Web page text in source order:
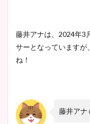
藤井アナは、2024年3
サーとなっていますが
ね！
藤井アナ